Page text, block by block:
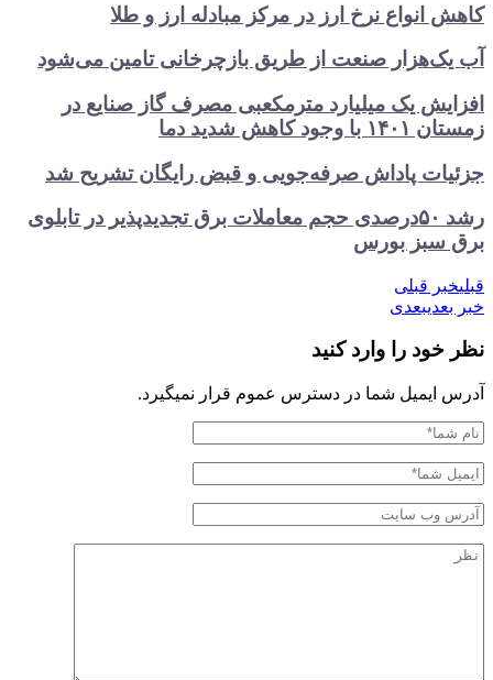
انواع نرخ ارز در مرکز مبادله ارز و طلا
صنعت از طریق بازچرخانی تامین می‌شود
یک میلیارد مترمکعبی مصرف گاز صنایع در
کاهش شدید دما
پاداش صرفه‌جویی و قبض رایگان تشریح شد
رشد ۵۰درصدی حجم معاملات برق تجدیدپذیر در تابلوی
سبز بورس
قبلی
بعدی
را وارد کنید
ایمیل شما در دسترس عموم قرار نمیگیرد.